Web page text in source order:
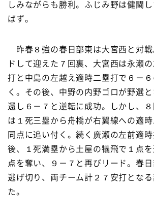
しみながらも勝利。ふじみ野は健闘
ばず。
昨春８強の春日部東は大宮西と対戦
ドして迎えた７回裏、大宮西は永瀬
打と中島の左越え適時二塁打で６－
く。その後、中野の内野ゴロが野選
還し６－７と逆転に成功。しかし、
は１死三塁から舟橋が右翼線への適時
同点に追い付く。続く廣瀬の左前適
後、１死満塁から土屋の犠飛で１点を
点を奪い、９－７と再びリード。春
逃げ切り、両チーム計２７安打とな
た。